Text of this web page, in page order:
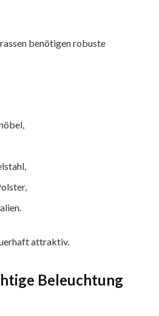
benötigen robuste
attraktiv.
Beleuchtung